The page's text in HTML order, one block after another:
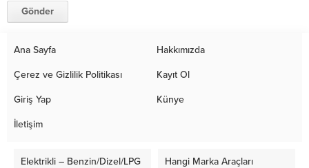
Ana Sayfa Hakkımızda
Çerez ve Gizlilik Politikası Kayıt Ol
Giriş Yap Künye
İletişim
Elektrikli – Benzin/Dizel/LPG Hangi Marka Araçları